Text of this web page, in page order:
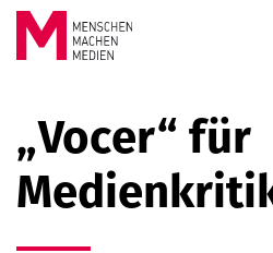
Springe zum Inhalt
MACHEN
MEDIEN
„Vocer“ für